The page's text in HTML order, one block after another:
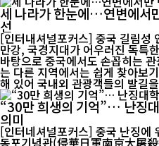
세 나라가 한눈에…연변에서
선
[인터내셔널포커스] 중국 길림성
만강, 국경지대가 어우러진 독특
바탕으로 중국에서도 손꼽히는
는 다른 지역에서는 쉽게 찾아보
“30만 희생의 기억”… 난징
의미
[인터네셔널포커스] 중국 난징에